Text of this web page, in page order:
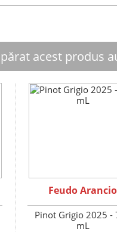
acest produs
Feudo Arancio
Pinot Grigio 2025 -
mL